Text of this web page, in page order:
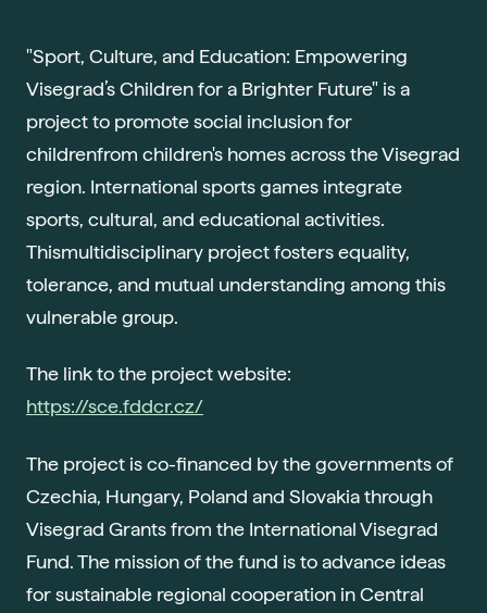
"Sport, Culture, and Education: Empowering
Visegrad’s Children for a Brighter Future" is a
project to promote social inclusion for
childrenfrom children's homes across the Visegrad
region. International sports games integrate
sports, cultural, and educational activities.
Thismultidisciplinary project fosters equality,
tolerance, and mutual understanding among this
vulnerable group.
The link to the project website:
https://sce.fddcr.cz/
The project is co-financed by the governments of
Czechia, Hungary, Poland and Slovakia through
Visegrad Grants from the International Visegrad
Fund. The mission of the fund is to advance ideas
for sustainable regional cooperation in Central